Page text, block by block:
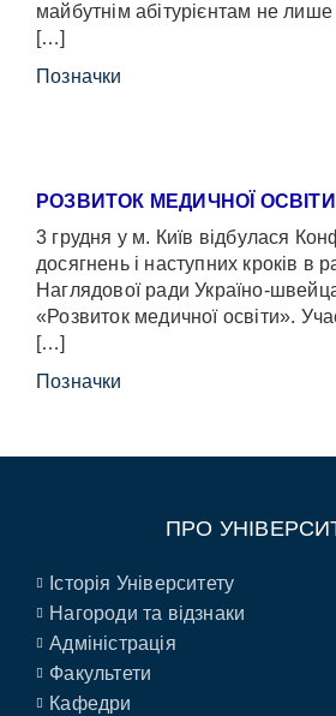
майбутнім абітурієнтам не
[…]
Позначки
РОЗВИТОК МЕДИЧНОЇ ОСВІТИ
3 грудня у м. Київ відбулася
досягнень і наступних кроків в
Наглядової ради Україно-
«Розвиток медичної освіти».
[…]
Позначки
ПРО
Історія Університету
Нагороди та відзнаки
Адміністрація
Факультети
Кафедри